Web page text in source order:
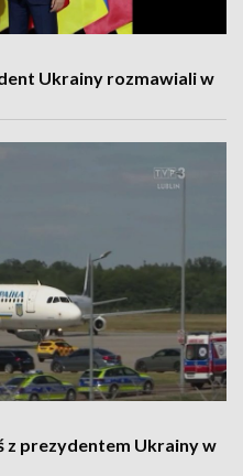
Ukrainy rozmawiali w
z prezydentem Ukrainy w